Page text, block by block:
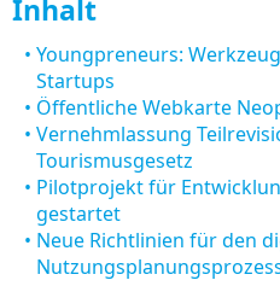
Inhalt
• Youngpreneurs:
Startups
• Öffentliche Webkarte
• Vernehmlassung
Tourismusgesetz
• Pilotprojekt für
gestartet
• Neue Richtlinien für den